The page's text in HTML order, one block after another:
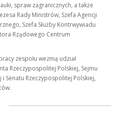
spraw zagranicznych, a także
Rady Ministrów, Szefa Agencji
Szefa Służby Kontrwywiadu
Rządowego Centrum
zespołu wezmą udział
Rzeczypospolitej Polskiej, Sejmu
Senatu Rzeczypospolitej Polskiej,